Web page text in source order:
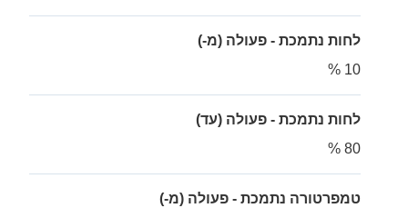
לחות נתמכת - פעולה (מ-)
10 %
לחות נתמכת - פעולה (עד)
80 %
טמפרטורה נתמכת - פעולה (מ-)